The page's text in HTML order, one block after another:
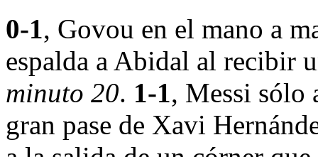
0-1, Govou en el mano a
espalda a Abidal al recibir
minuto 20. 1-1, Messi sólo
gran pase de Xavi